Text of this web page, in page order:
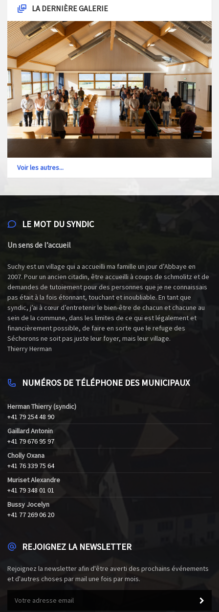
LA DERNIÈRE GALERIE
Voir les autres...
LE MOT DU SYNDIC
Un sens de l’accueil
Suchy est un village qui a accueilli ma famille un jour d’Abbaye en
2007. Pour un ancien citadin, être accueilli à coups de schmolitz et de
demandes de tutoiement pour des personnes que je ne connaissais
pas était à la fois étonnant, touchant et inoubliable. En tant que
syndic, j’ai à cœur d’entretenir le bien-être de chacun et chacune au
sein de la commune, dans les limites de ce qui est légalement et
financièrement possible, de faire en sorte que le refuge des
Sécherons ne soit pas juste leur foyer, mais leur village.
Thierry Herman
NUMÉROS DE TÉLÉPHONE DES MUNICIPAUX
Herman Thierry (syndic)
+41 79 254 48 90
Gaillard Antonin
+41 79 676 95 97
Cholly Oxana
+41 76 339 75 64
Muriset Alexandre
+41 79 348 01 01
Bussy Jocelyn
+41 77 269 06 20
REJOIGNEZ LA NEWSLETTER
Rejoignez la newsletter afin d'être averti des prochains événements
et d'autres choses par mail une fois par mois.